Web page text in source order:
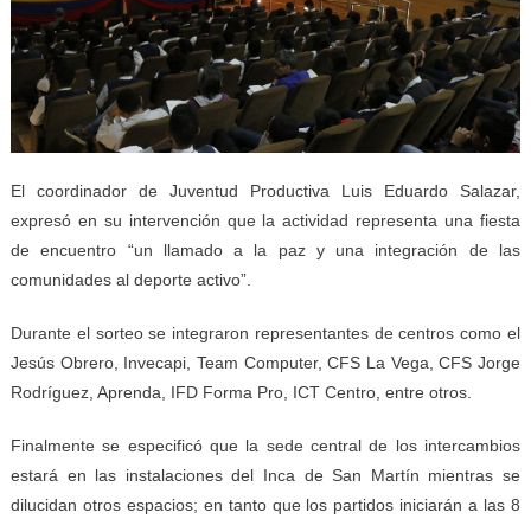
El coordinador de Juventud Productiva Luis Eduardo Salazar,
expresó en su intervención que la actividad representa una fiesta
de encuentro “un llamado a la paz y una integración de las
comunidades al deporte activo”.
Durante el sorteo se integraron representantes de centros como el
Jesús Obrero, Invecapi, Team Computer, CFS La Vega, CFS Jorge
Rodríguez, Aprenda, IFD Forma Pro, ICT Centro, entre otros.
Finalmente se especificó que la sede central de los intercambios
estará en las instalaciones del Inca de San Martín mientras se
dilucidan otros espacios; en tanto que los partidos iniciarán a las 8